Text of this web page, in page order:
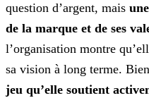
question d’argent, mais
de la marque et de ses
l’organisation montre
sa vision à long terme.
jeu qu’elle soutient